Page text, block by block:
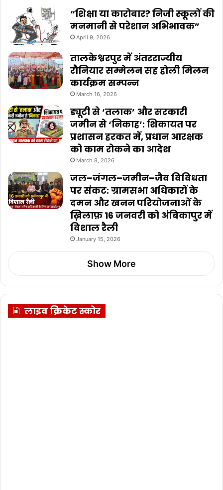
“शिक्षा या कारोबार? निजी स्कूलों की
मनमानी से परेशान अभिभावक”
April 9, 2026
तालकेश्वरपुर में अंतरराज्यीय
रौनियार सम्मेलन सह होली मिलन
कार्यक्रम सम्पन्न
March 16, 2026
ड्यूटी से ‘तलाक’ और सरकारी
जमीन से ‘निकाह’: शिकायत पर
प्रशासन हरकत में, प्रधान आरक्षक
को काम रोकने का आदेश
March 8, 2026
जल–जंगल–जमीन–जैव विविधता
पर संकट: ग्रामसभा अधिकारों के
दमन और खनन परियोजनाओं के
ख़िलाफ़ 16 जनवरी को अंबिकापुर में
विशाल रैली
January 15, 2026
Show More
लाइव क्रिकेट स्कोर